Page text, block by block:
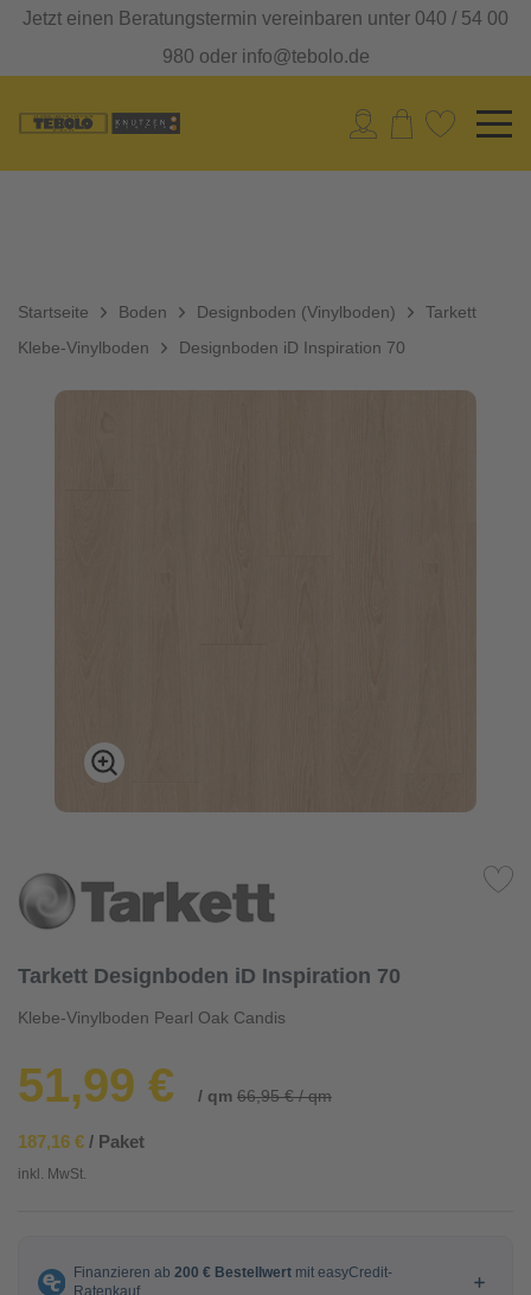
Jetzt einen Beratungstermin vereinbaren unter 040 / 54 00
980 oder info@tebolo.de
Startseite Boden
Designboden (Vinylboden)
Klebe-Vinylboden
Tarkett
Designboden iD Inspiration 70
Tarkett Designboden iD Inspiration 70
Klebe-Vinylboden Pearl Oak Candis
51,99 € / qm 66,95 € / qm
187,16 € / Paket
inkl. MwSt.